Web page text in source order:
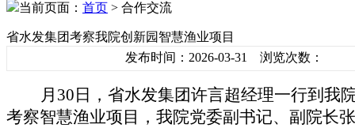
当前页面： 首页 > 合作交流
省水发集团考察我院创新园智慧渔业项目
发布时间：2026-03-31 浏览次数：
月 30日 ， 省水发集团许言超经理一行到 我
考察智慧渔业项目，我院党委副书记、副院长